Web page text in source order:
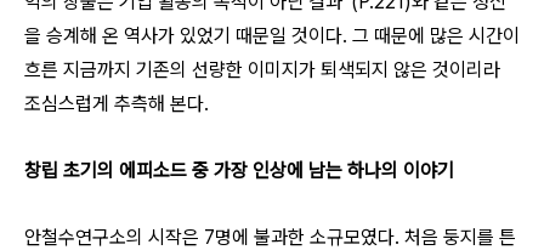
을 승계해 온 역사가 있었기 때문일 것이다. 그 때문에 많은 시간이
흐른 지금까지 기존의 선량한 이미지가 퇴색되지 않은 것이리라
조심스럽게 추측해 본다.
창립 초기의 에피소드 중 가장 인상에 남는 하나의 이야기
안철수연구소의 시작은 7명에 불과한 소규모였다. 처음 둥지를 튼